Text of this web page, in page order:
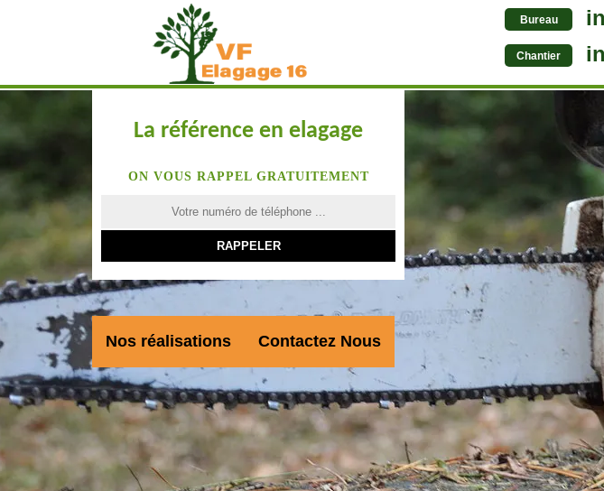
Bureau
Chantier
La référence en elagage
ON VOUS RAPPEL GRATUITEMENT
Nos réalisations Contactez Nous